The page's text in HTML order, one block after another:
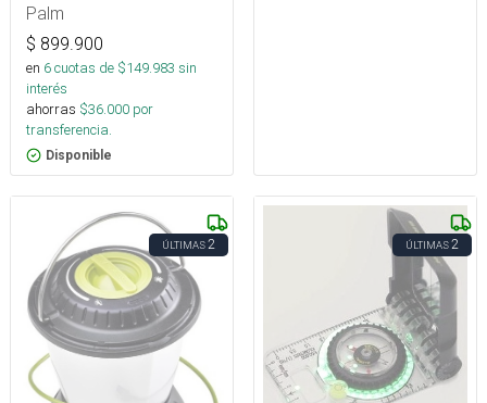
Palm
$ 899.900
en 6cuotas de $149.983 sin
interés
ahorras $36.000 por
transferencia.
Disponible
ÚLTIMAS2 ÚLTIMAS2